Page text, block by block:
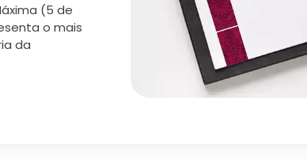
(5 de
o mais
da